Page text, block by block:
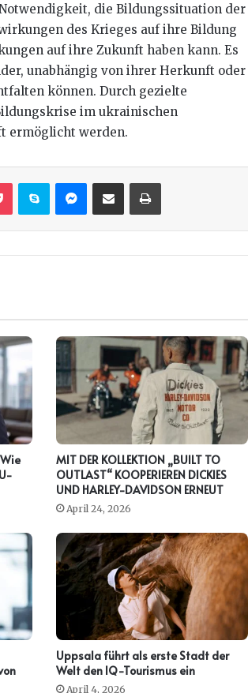
die Bildungssituation der
des Krieges auf ihre Bildung
auf ihre Zukunft haben kann. Es
unabhängig von ihrer Herkunft oder
können. Durch gezielte
im ukrainischen
ermöglicht werden.
PocketSkype Messenger
Teile per E-Mail Drucken
MIT DER KOLLEKTION „BUILT TO
OUTLAST“ KOOPERIEREN DICKIES
UND HARLEY-DAVIDSON ERNEUT
April 24, 2026
Uppsala führt als erste Stadt der
Welt den IQ-Tourismus ein
April 4, 2026